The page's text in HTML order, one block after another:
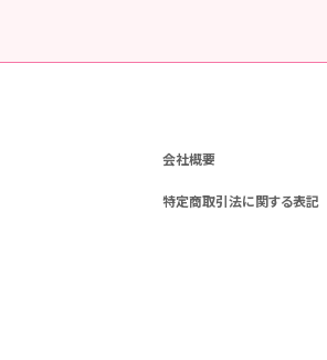
会社概要
特定商取引法に関する表記